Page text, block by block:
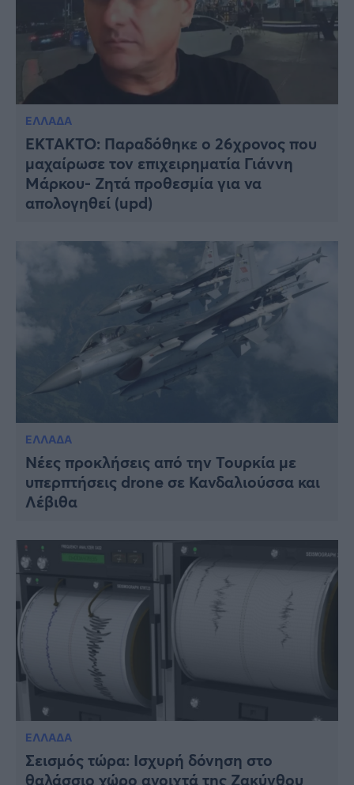
ΕΛΛΑΔΑ
EKTAKTO: Παραδόθηκε ο 26χρονος που
μαχαίρωσε τον επιχειρηματία Γιάννη
Μάρκου- Ζητά προθεσμία για να
απολογηθεί (upd)
ΕΛΛΑΔΑ
Νέες προκλήσεις από την Τουρκία με
υπερπτήσεις drone σε Κανδαλιούσσα και
Λέβιθα
ΕΛΛΑΔΑ
Σεισμός τώρα: Ισχυρή δόνηση στο
θαλάσσιο χώρο ανοιχτά της Ζακύνθου